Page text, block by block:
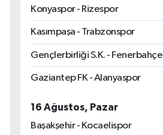
Konyaspor - Rizespor
Kasımpaşa - Trabzonspor
Gençlerbirliği S.K. - Fenerbahçe
Gaziantep FK - Alanyaspor
16 Ağustos, Pazar
Başakşehir - Kocaelispor